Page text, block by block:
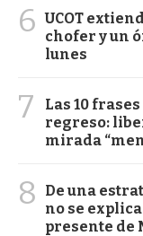
6 UCOT
chofer y un
lunes
7
Las 10
regreso:
mirada
8
De una
no se
presente de